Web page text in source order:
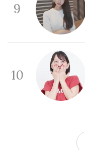
9
10